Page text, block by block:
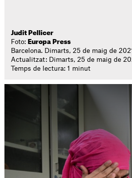
Judit Pellicer
Foto: Europa Press
Barcelona. Dimarts, 25 de maig de
Actualitzat: Dimarts, 25 de maig de
Temps de lectura: 1 minut